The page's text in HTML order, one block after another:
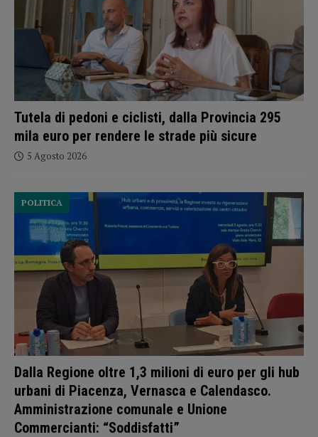
Tutela di pedoni e ciclisti, dalla Provincia 295
mila euro per rendere le strade più sicure
5 Agosto 2026
Dalla Regione oltre 1,3 milioni di euro per gli hub
urbani di Piacenza, Vernasca e Calendasco.
Amministrazione comunale e Unione
Commercianti: “Soddisfatti”
POLITICA